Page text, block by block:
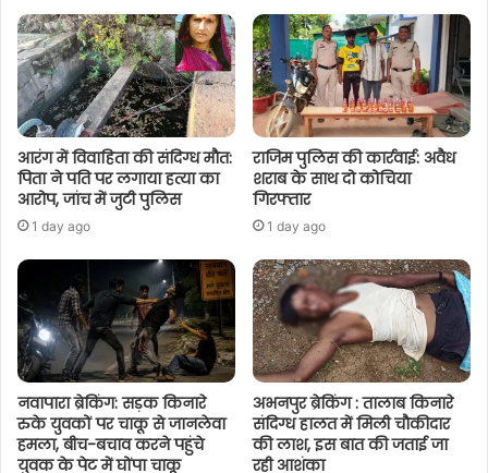
आरंग में विवाहिता की संदिग्ध मौत:
पिता ने पति पर लगाया हत्या का
आरोप, जांच में जुटी पुलिस
1 day ago
राजिम पुलिस की कार्रवाई: अवैध
शराब के साथ दो कोचिया
गिरफ्तार
1 day ago
नवापारा ब्रेकिंग: सड़क किनारे
रुके युवकों पर चाकू से जानलेवा
हमला, बीच-बचाव करने पहुंचे
युवक के पेट में घोंपा चाकू
अभनपुर ब्रेकिंग : तालाब किनारे
संदिग्ध हालत में मिली चौकीदार
की लाश, इस बात की जताई जा
रही आशंका